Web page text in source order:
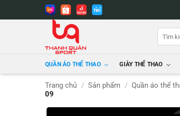
Tìm
QUẦN ÁO THỂ THAO GIÀY THỂ THAO
Trang chủ / Sản phẩm / Quần áo thể
09